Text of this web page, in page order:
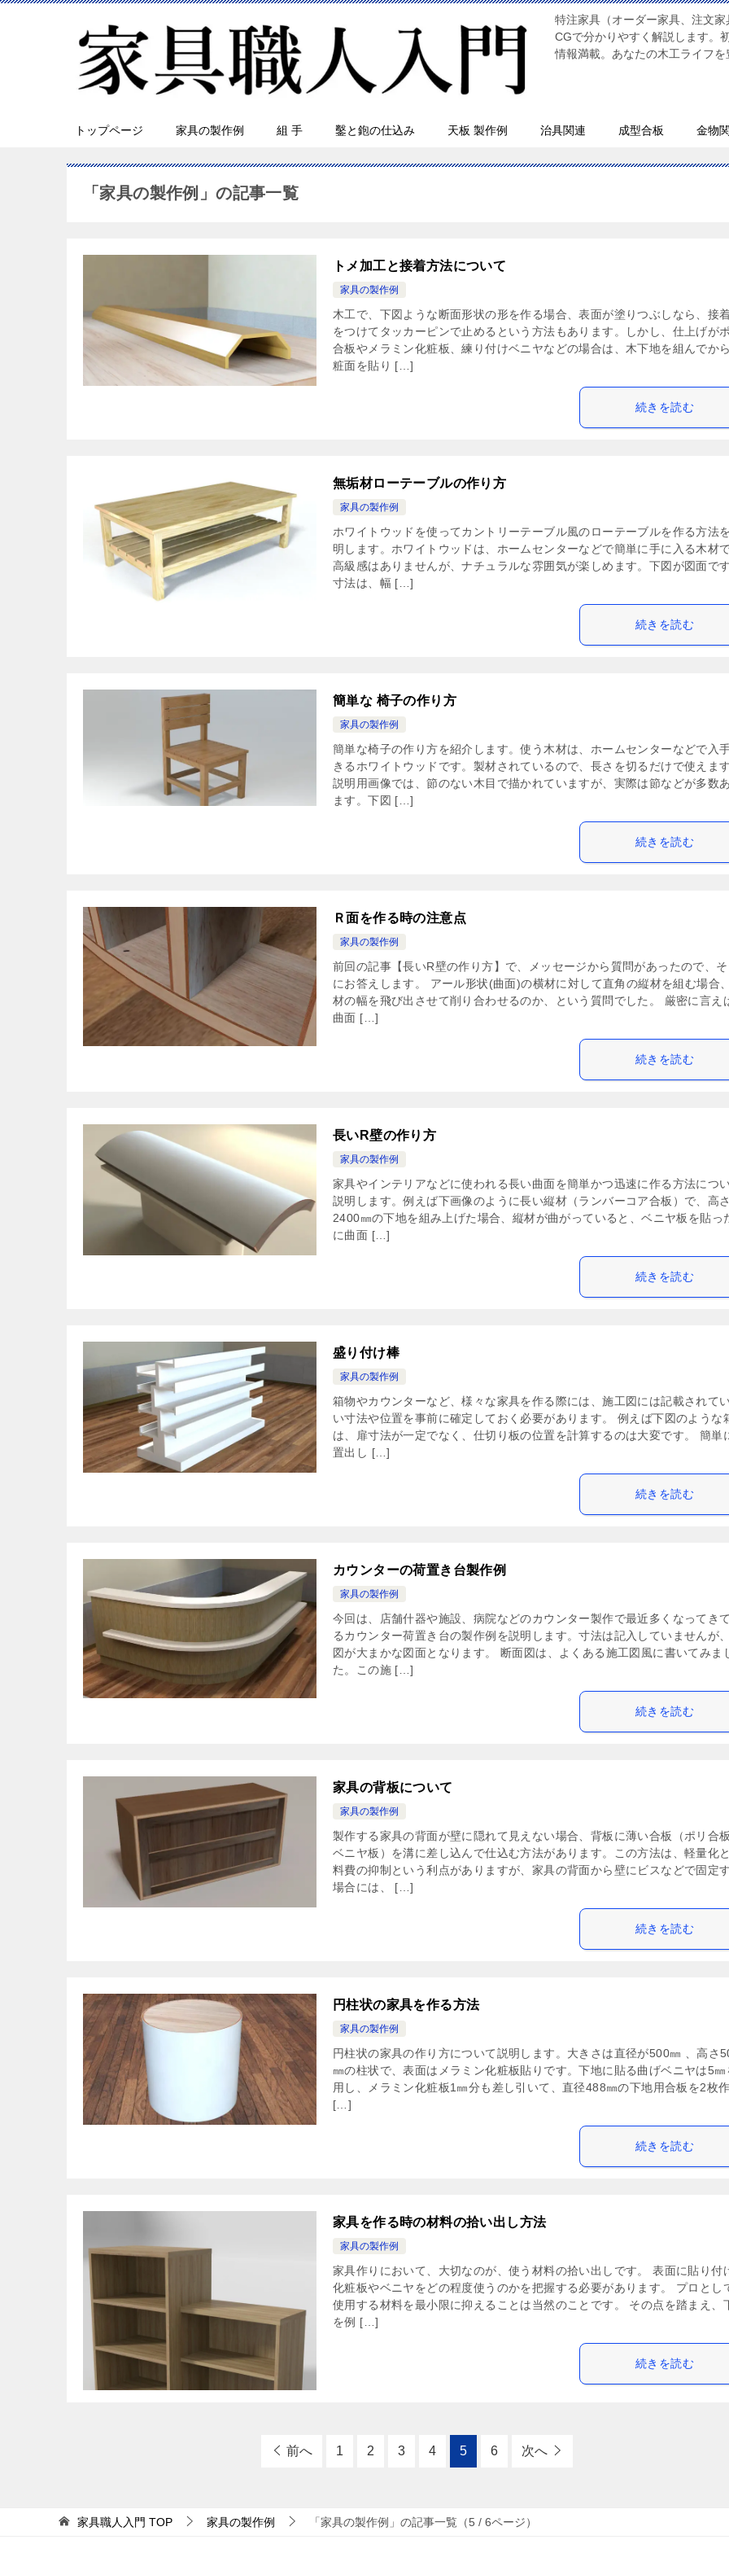
特注家具（オーダー家具、注文
CGで分かりやすく解説します。
情報満載。あなたの木工ライフ
トップページ 家具の製作例 組 手 鑿と鉋の仕込み 天板 製作例 治具関連 成型合板 金物
「家具の製作例」の記事一覧
トメ加工と接着方法について
家具の製作例
木工で、下図ような断面形状の形を作る場合、表面が塗りつぶしなら、接
をつけてタッカーピンで止めるという方法もあります。しかし、仕上げが
合板やメラミン化粧板、練り付けベニヤなどの場合は、木下地を組んでか
粧面を貼り […]
続きを読む
無垢材ローテーブルの作り方
家具の製作例
ホワイトウッドを使ってカントリーテーブル風のローテーブルを作る方法
明します。ホワイトウッドは、ホームセンターなどで簡単に手に入る木材で
高級感はありませんが、ナチュラルな雰囲気が楽しめます。下図が図面です
寸法は、幅 […]
続きを読む
簡単な 椅子の作り方
家具の製作例
簡単な椅子の作り方を紹介します。使う木材は、ホームセンターなどで入
きるホワイトウッドです。製材されているので、長さを切るだけで使えます
説明用画像では、節のない木目で描かれていますが、実際は節などが多数
ます。下図 […]
続きを読む
Ｒ面を作る時の注意点
家具の製作例
前回の記事【長いR壁の作り方】で、メッセージから質問があったので、そ
にお答えします。 アール形状(曲面)の横材に対して直角の縦材を組む場合
材の幅を飛び出させて削り合わせるのか、という質問でした。 厳密に言え
曲面 […]
続きを読む
長いR壁の作り方
家具の製作例
家具やインテリアなどに使われる長い曲面を簡単かつ迅速に作る方法につ
説明します。例えば下画像のように長い縦材（ランバーコア合板）で、高
2400㎜の下地を組み上げた場合、縦材が曲がっていると、ベニヤ板を貼っ
に曲面 […]
続きを読む
盛り付け棒
家具の製作例
箱物やカウンターなど、様々な家具を作る際には、施工図には記載されて
い寸法や位置を事前に確定しておく必要があります。 例えば下図のような
は、扉寸法が一定でなく、仕切り板の位置を計算するのは大変です。 簡単
置出し […]
続きを読む
カウンターの荷置き台製作例
家具の製作例
今回は、店舗什器や施設、病院などのカウンター製作で最近多くなってき
るカウンター荷置き台の製作例を説明します。寸法は記入していませんが
図が大まかな図面となります。 断面図は、よくある施工図風に書いてみま
た。この施 […]
続きを読む
家具の背板について
家具の製作例
製作する家具の背面が壁に隠れて見えない場合、背板に薄い合板（ポリ合
ベニヤ板）を溝に差し込んで仕込む方法があります。この方法は、軽量化
料費の抑制という利点がありますが、家具の背面から壁にビスなどで固定
場合には、 […]
続きを読む
円柱状の家具を作る方法
家具の製作例
円柱状の家具の作り方について説明します。大きさは直径が500㎜ 、高さ
㎜の柱状で、表面はメラミン化粧板貼りです。下地に貼る曲げベニヤは5㎜
用し、メラミン化粧板1㎜分も差し引いて、直径488㎜の下地用合板を2枚作
[…]
続きを読む
家具を作る時の材料の拾い出し方法
家具の製作例
家具作りにおいて、大切なのが、使う材料の拾い出しです。 表面に貼り付
化粧板やベニヤをどの程度使うのかを把握する必要があります。 プロとし
使用する材料を最小限に抑えることは当然のことです。 その点を踏まえ、
を例 […]
続きを読む
前へ 1 2 3 4 5 6 次へ
家具職人入門 TOP 家具の製作例 「家具の製作例」の記事一覧（5 / 6ページ）